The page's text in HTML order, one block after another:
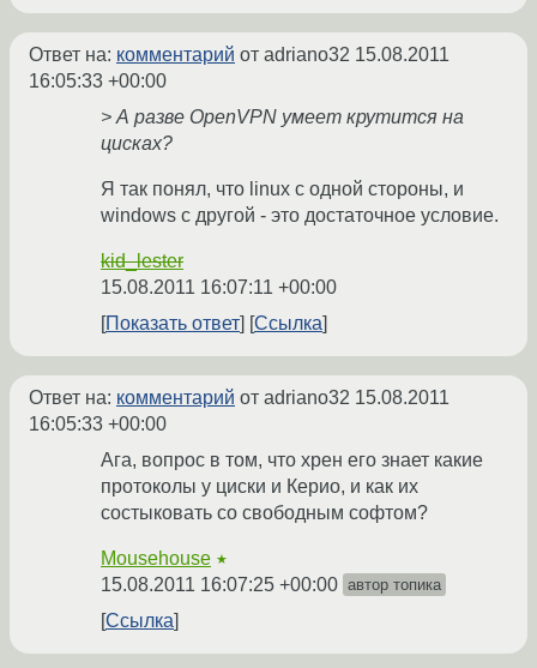
Ответ на: комментарий от adriano32 15.08.2011
16:05:33 +00:00
> А разве OpenVPN умеет крутится на
цисках?
Я так понял, что linux с одной стороны, и
windows c другой - это достаточное условие.
kid_lester
15.08.2011 16:07:11 +00:00
Показать ответ
Ссылка
Ответ на: комментарий от adriano32 15.08.2011
16:05:33 +00:00
Ага, вопрос в том, что хрен его знает какие
протоколы у циски и Керио, и как их
состыковать со свободным софтом?
Mousehouse ★
15.08.2011 16:07:25 +00:00 автор топика
Ссылка